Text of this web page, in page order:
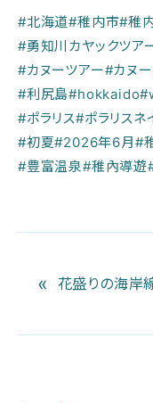
#北海道#稚内市#稚
#勇知川カヤックツア
#カヌーツアー#カヌー
#利尻島#hokkaido
#ポラリス#ポラリスネ
#初夏#2026年6月#
#豊富温泉#稚內導遊
« 花盛りの海岸